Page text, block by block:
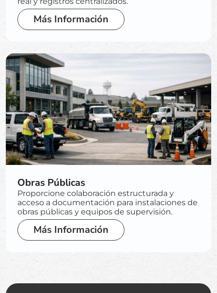
Más Información
Obras Públicas
Proporcione colaboración estructurada y
acceso a documentación para instalaciones de
obras públicas y equipos de supervisión.
Más Información